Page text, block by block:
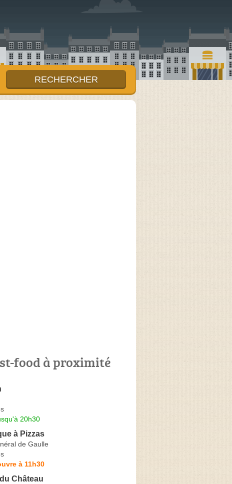
food à proximité
20h30
à Pizzas
de Gaulle
à 11h30
Château